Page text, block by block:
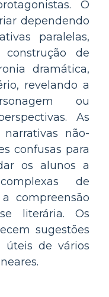
O
dependendo
paralelas,
de
dramática,
revelando a
ou
As
não-
confusas para
os alunos a
de
compreensão
literária. Os
sugestões
úteis de vários